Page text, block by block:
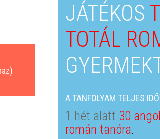
JÁTÉKOS
TOTÁL
A TANFOLYAM TELJES
1 hét alatt 30
román tanóra.